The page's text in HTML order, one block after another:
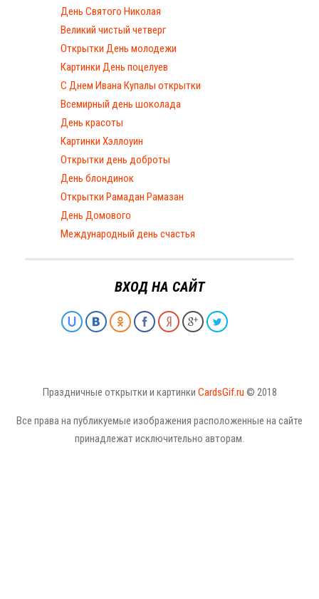
День Святого Николая
Великий чистый четверг
Открытки День молодежи
Картинки День поцелуев
С Днем Ивана Купалы открытки
Всемирный день шоколада
День красоты
Картинки Хэллоуин
Открытки день доброты
День блондинок
Открытки Рамадан Рамазан
День Домового
Международный день счастья
ВХОД НА САЙТ
Праздничные открытки и картинки CardsGif.ru © 2018
Все права на публикуемые изображения расположенные на сайте
принадлежат исключительно авторам.